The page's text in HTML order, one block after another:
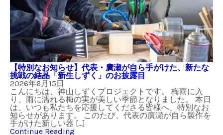
【特別なお知らせ】代表・廣瀬が自ら手がけた、新たな
挑戦の結晶「新生しずく」のお披露目
2026年6月15日
こんにちは、神山しずくプロジェクトです。 梅雨に入
り、雨に濡れる梅の実が美しい季節となりました。 本日
は、いつも私たちを応援してくださる皆様へ、特別なお
知らせがあります。 このたび、代表の廣瀬が自ら製作を
手がけた新しい器 […]
Continue Reading